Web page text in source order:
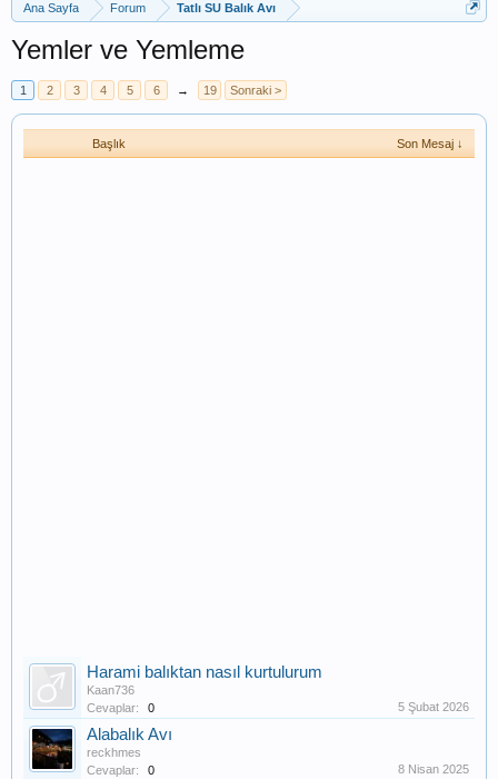
Ana Sayfa Forum Tatlı SU Balık Avı
Yemler ve Yemleme
1 2 3 4 5 6 → 19 Sonraki >
Başlık Son Mesaj ↓
Harami balıktan nasıl kurtulurum
Kaan736
Cevaplar:
0 5 Şubat 2026
Alabalık Avı
reckhmes
Cevaplar:
0 8 Nisan 2025